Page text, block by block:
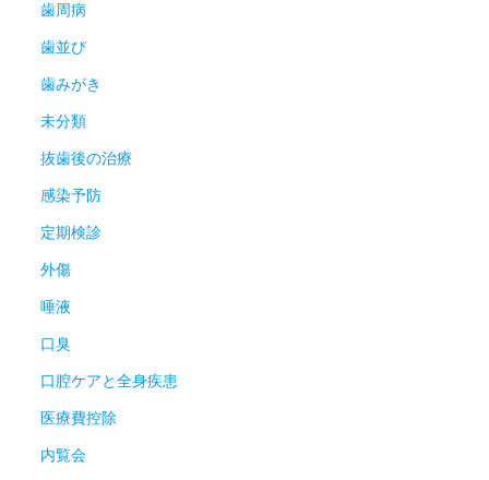
歯周病
歯並び
歯みがき
未分類
抜歯後の治療
感染予防
定期検診
外傷
唾液
口臭
口腔ケアと全身疾患
医療費控除
内覧会